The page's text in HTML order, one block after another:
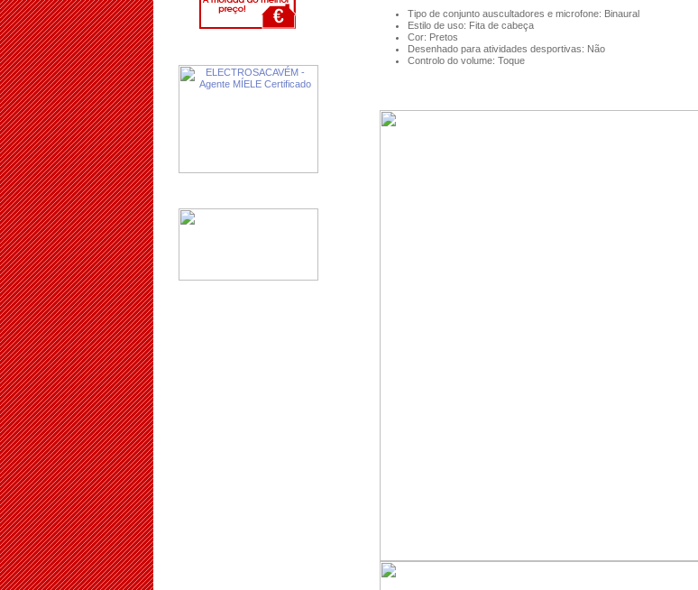
Tipo de conjunto auscultadores e microfone: Binaural
Estilo de uso: Fita de cabeça
Cor: Pretos
Desenhado para atividades desportivas: Não
Controlo do volume: Toque